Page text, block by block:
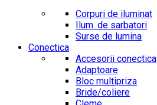
Corpuri de iluminat
Ilum. de sarbatori
Surse de lumina
Conectica
Accesorii conectica
Adaptoare
Bloc multipriza
Bride/coliere